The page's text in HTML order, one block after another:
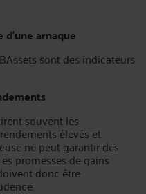
d'une arnaque
sont des indicateurs
souvent les
élevés et
ne peut garantir des
promesses de gains
donc être